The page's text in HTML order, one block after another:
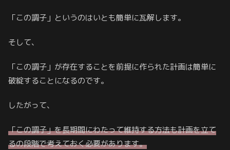
「この調子」というのはいとも簡単に瓦解します。
そして、
「この調子」が存在することを前提に作られた計画は簡単に
破綻することになるのです。
したがって、
「この調子」を長期間にわたって維持する方法も計画を立て
るの段階で考えておく必要があります。